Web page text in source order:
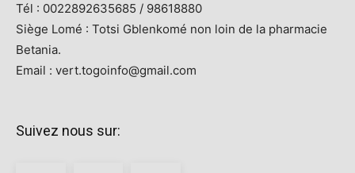
Tél : 0022892635685 / 98618880
Siège Lomé : Totsi Gblenkomé non loin de la pharmacie
Betania.
Email : vert.togoinfo@gmail.com
Suivez nous sur: